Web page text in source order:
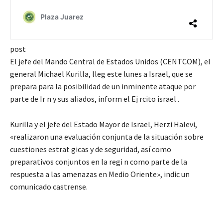
post
El jefe del Mando Central de Estados Unidos (CENTCOM), el
general Michael Kurilla, lleg este lunes a Israel, que se
prepara para la posibilidad de un inminente ataque por
parte de Ir n y sus aliados, inform el Ej rcito israel .
Kurilla y el jefe del Estado Mayor de Israel, Herzi Halevi,
«realizaron una evaluación conjunta de la situación sobre
cuestiones estrat gicas y de seguridad, así como
preparativos conjuntos en la regi n como parte de la
respuesta a las amenazas en Medio Oriente», indic un
comunicado castrense.